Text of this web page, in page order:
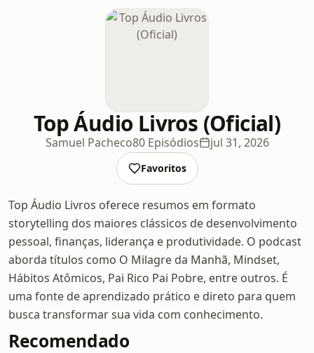
Top Áudio Livros (Oficial)
Samuel Pacheco80 Episódios jul 31, 2026
Favoritos
Top Áudio Livros oferece resumos em formato
storytelling dos maiores clássicos de desenvolvimento
pessoal, finanças, liderança e produtividade. O podcast
aborda títulos como O Milagre da Manhã, Mindset,
Hábitos Atômicos, Pai Rico Pai Pobre, entre outros. É
uma fonte de aprendizado prático e direto para quem
busca transformar sua vida com conhecimento.
Recomendado